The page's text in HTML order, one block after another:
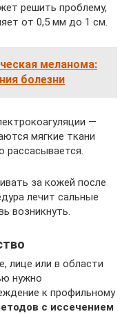
решить проблему,
от 0,5 мм до 1 см.
меланома:
болезни
—
мягкие ткани
рассасывается.
за кожей после
лечит сальные
возникнуть.
лице или в области
нужно
к профильному
с иссечением